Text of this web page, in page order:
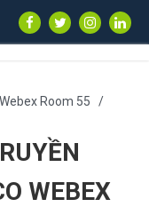
Room 55
WEBEX